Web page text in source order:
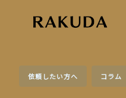
依頼したい方へ コラム